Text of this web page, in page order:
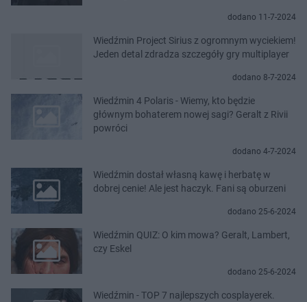
dodano 11-7-2024
Wiedźmin Project Sirius z ogromnym wyciekiem!
Jeden detal zdradza szczegóły gry multiplayer
dodano 8-7-2024
Wiedźmin 4 Polaris - Wiemy, kto będzie
głównym bohaterem nowej sagi? Geralt z Rivii
powróci
dodano 4-7-2024
Wiedźmin dostał własną kawę i herbatę w
dobrej cenie! Ale jest haczyk. Fani są oburzeni
dodano 25-6-2024
Wiedźmin QUIZ: O kim mowa? Geralt, Lambert,
czy Eskel
dodano 25-6-2024
Wiedźmin - TOP 7 najlepszych cosplayerek.